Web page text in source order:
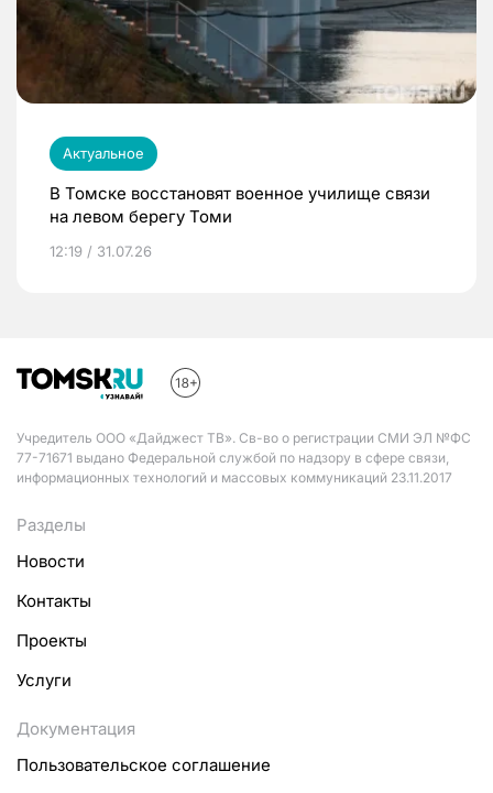
Актуальное
В Томске восстановят военное училище связи
на левом берегу Томи
12:19 / 31.07.26
Учредитель ООО «Дайджест ТВ». Св-во о регистрации СМИ ЭЛ №ФС
77-71671 выдано Федеральной службой по надзору в сфере связи,
информационных технологий и массовых коммуникаций 23.11.2017
Разделы
Новости
Контакты
Проекты
Услуги
Документация
Пользовательское соглашение